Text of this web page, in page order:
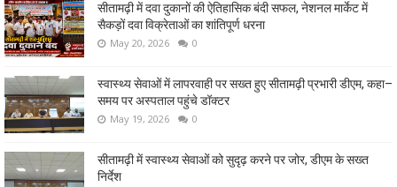
सीतामढ़ी में दवा दुकानों की ऐतिहासिक बंदी सफल, नेशनल मार्केट में
सैकड़ों दवा विक्रेताओं का शांतिपूर्ण धरना
May 20, 2026 0
स्वास्थ्य सेवाओं में लापरवाही पर सख्त हुए सीतामढ़ी प्रभारी डीएम, कहा–
समय पर अस्पताल पहुंचे डॉक्टर
May 19, 2026 0
सीतामढ़ी में स्वास्थ्य सेवाओं को सुदृढ़ करने पर जोर, डीएम के सख्त
निर्देश